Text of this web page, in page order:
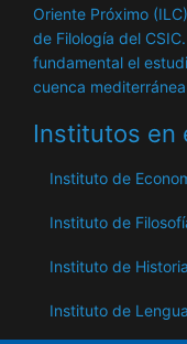
Oriente Próximo
de Filología del
fundamental el
cuenca
Institutos en
Instituto de
Instituto de
Instituto de Historia
Instituto de